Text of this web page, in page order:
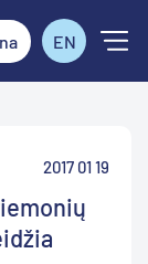
EN
2017 01 19